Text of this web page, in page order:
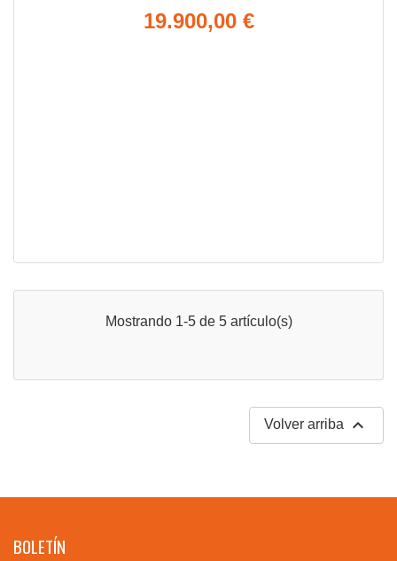
Precio
19.900,00 €
Mostrando 1-5 de 5 artículo(s)
Volver arriba 
BOLETÍN